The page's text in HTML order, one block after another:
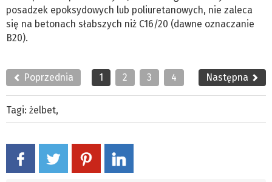
posadzek epoksydowych lub poliuretanowych, nie zaleca
się na betonach słabszych niż C16/20 (dawne oznaczanie
B20).
Poprzednia 1 2 3 4 Następna
Tagi: żelbet,